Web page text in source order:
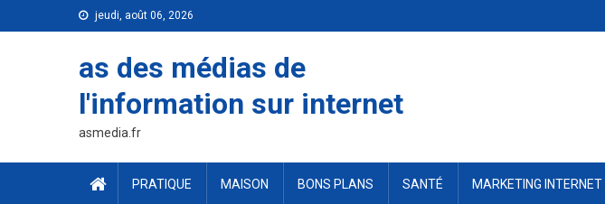
to
jeudi, août 06, 2026
as des médias de
l'information sur internet
asmedia.fr
PRATIQUE MAISON BONS PLANS SANTÉ MARKETING INTERNET